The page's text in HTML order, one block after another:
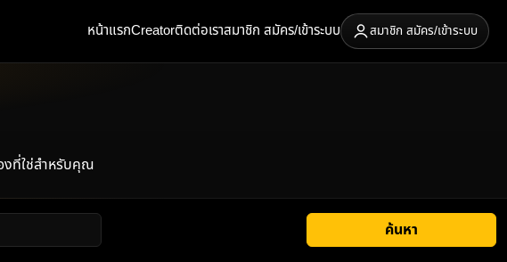
หน้าแรกCreatorติดต่อเราสมาชิก สมัคร/เข้าระบบ สมาชิก สมัคร/เข้าระบบ
งที่ใช่สำหรับคุณ
ค้นหา